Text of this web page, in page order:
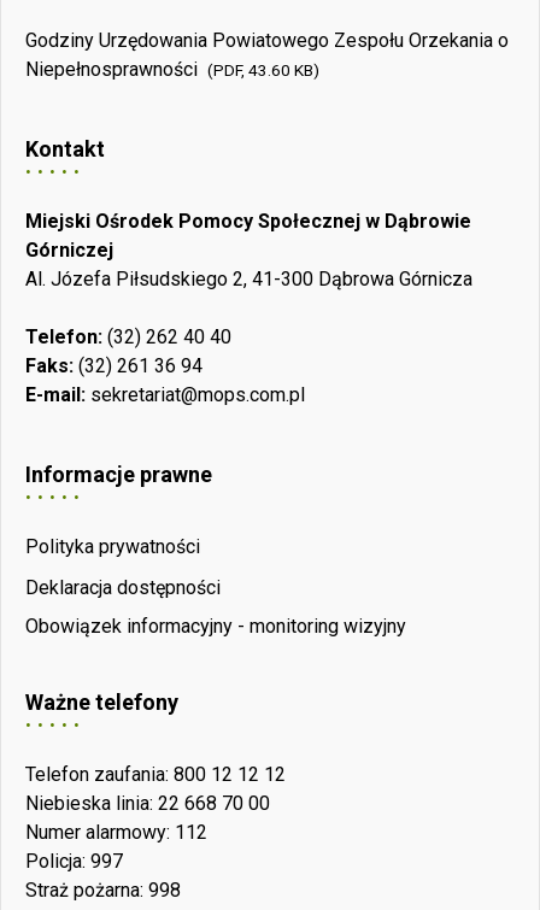
Godziny Urzędowania Powiatowego Zespołu Orzekania o
Niepełnosprawności (PDF, 43.60 KB)
Kontakt
Miejski Ośrodek Pomocy Społecznej w Dąbrowie
Górniczej
Al. Józefa Piłsudskiego 2, 41-300 Dąbrowa Górnicza
Telefon: (32) 262 40 40
Faks: (32) 261 36 94
E-mail: sekretariat@mops.com.pl
Informacje prawne
Polityka prywatności
Deklaracja dostępności
Obowiązek informacyjny - monitoring wizyjny
Ważne telefony
Telefon zaufania: 800 12 12 12
Niebieska linia: 22 668 70 00
Numer alarmowy: 112
Policja: 997
Straż pożarna: 998